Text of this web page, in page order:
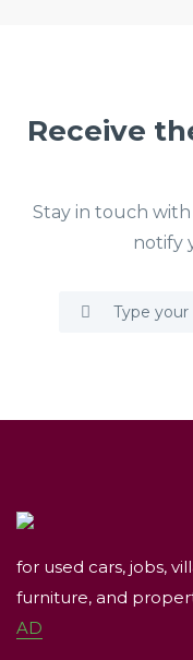
Receive
Stay in touch with
notify
for used cars, jobs,
furniture, and
AD